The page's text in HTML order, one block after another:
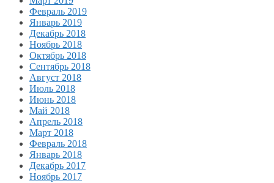
Февраль 2019
Январь 2019
Декабрь 2018
Ноябрь 2018
Октябрь 2018
Сентябрь 2018
Август 2018
Июль 2018
Июнь 2018
Май 2018
Апрель 2018
Март 2018
Февраль 2018
Январь 2018
Декабрь 2017
Ноябрь 2017